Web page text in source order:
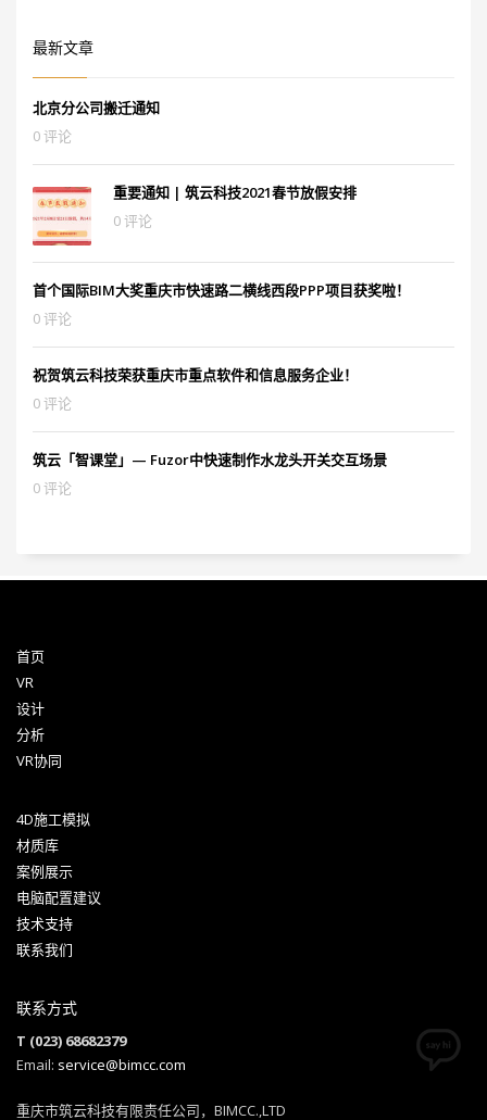
最新文章
北京分公司搬迁通知
0 评论
重要通知 | 筑云科技2021春节放假安排
0 评论
首个国际BIM大奖重庆市快速路二横线西段PPP项目获奖啦！
0 评论
祝贺筑云科技荣获重庆市重点软件和信息服务企业！
0 评论
筑云「智课堂」— Fuzor中快速制作水龙头开关交互场景
0 评论
首页
VR
设计
分析
VR协同
4D施工模拟
材质库
案例展示
电脑配置建议
技术支持
联系我们
联系方式
T (023) 68682379
Email: service@bimcc.com
重庆市筑云科技有限责任公司，BIMCC.,LTD